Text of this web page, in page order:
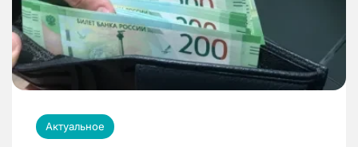
Актуальное